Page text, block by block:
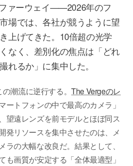
ァーウェイ——2026年のフ
場では、各社が競うように望
上げてきた。10倍超の光学
なく、差別化の焦点は「どれ
れるか」に集中した。
潮流に逆行する。The Vergeのレ
ートフォンの中で最高のカメラ」
望遠レンズを前モデルとほぼ同ス
発リソースを集中させたのは、メ
ラの大幅な改良だ。結果として、
も画質が安定する「全体最適型」